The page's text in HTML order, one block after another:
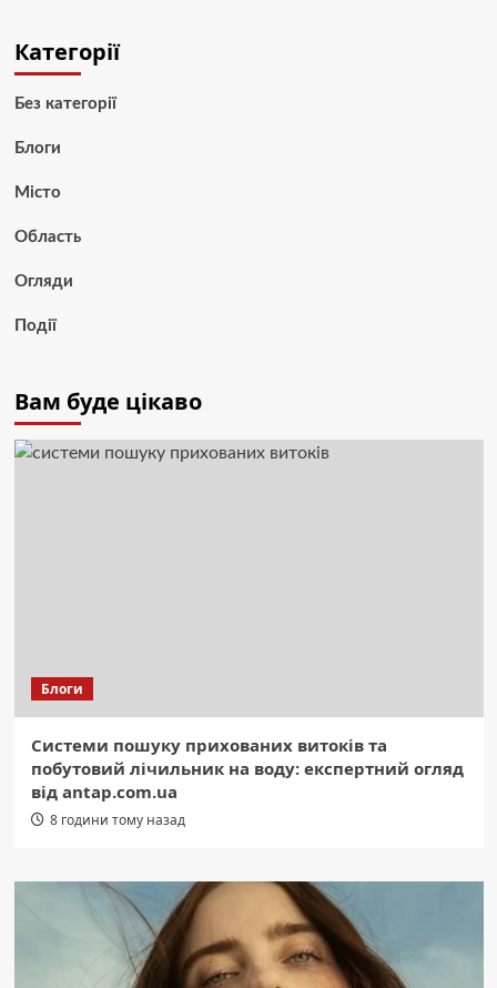
Категорії
Без категорії
Блоги
Місто
Область
Огляди
Події
Вам буде цікаво
Блоги
Системи пошуку прихованих витоків та
побутовий лічильник на воду: експертний огляд
від antap.com.ua
8 години тому назад